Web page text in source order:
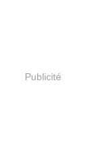
Publicité